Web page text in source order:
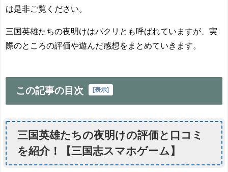
は是非ご覧ください。
三国英雄たちの夜明けはパクリとも呼ばれていますが、実
際のところの評価や遊んだ感想をまとめていきます。
この記事の目次 [表示]
三国英雄たちの夜明けの評価と口コミ
を紹介！【三国志スマホゲーム】